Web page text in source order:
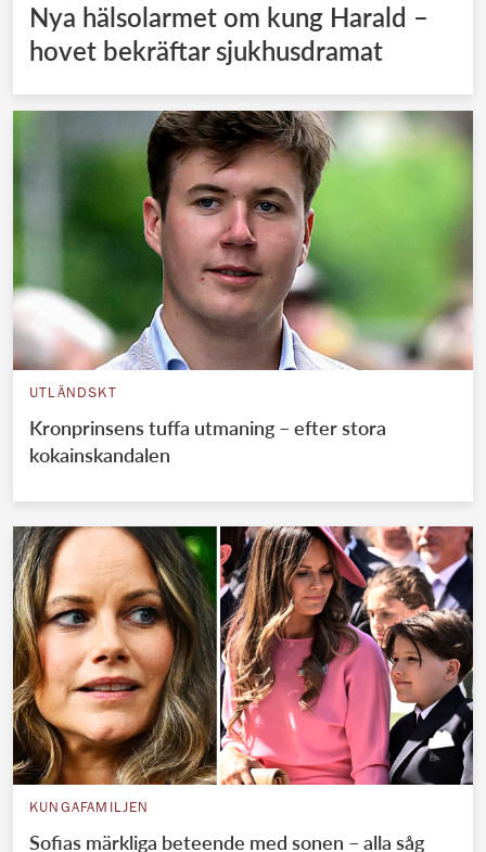
Nya hälsolarmet om kung Harald –
hovet bekräftar sjukhusdramat
UTLÄNDSKT
Kronprinsens tuffa utmaning – efter stora
kokainskandalen
KUNGAFAMILJEN
Sofias märkliga beteende med sonen – alla såg